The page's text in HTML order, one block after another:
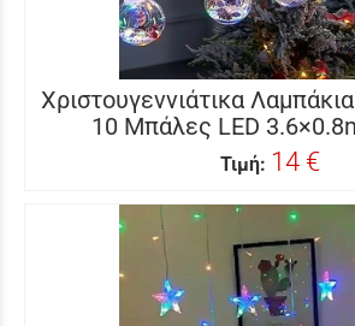
Χριστουγεννιάτικα
10 Μπάλες LED
Τιμή: 14 €